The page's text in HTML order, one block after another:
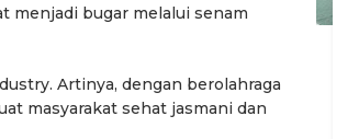
menjadi bugar melalui senam
Artinya, dengan berolahraga
masyarakat sehat jasmani dan